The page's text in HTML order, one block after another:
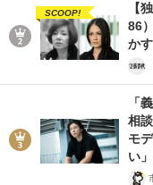
SCOOP!
【
86
か
「
相
モ
い